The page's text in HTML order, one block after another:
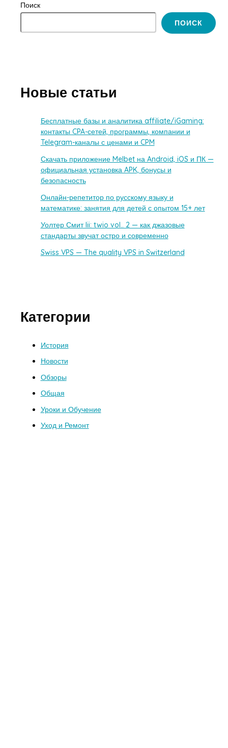
Поиск
ПОИСК
Новые статьи
Бесплатные базы и аналитика affiliate/iGaming:
контакты CPA-сетей, программы, компании и
Telegram-каналы с ценами и CPM
Скачать приложение Melbet на Android, iOS и ПК —
официальная установка APK, бонусы и
безопасность
Онлайн-репетитор по русскому языку и
математике: занятия для детей с опытом 15+ лет
Уолтер Смит Iii: twio vol.. 2 — как джазовые
стандарты звучат остро и современно
Swiss VPS — The quality VPS in Switzerland
Категории
История
Новости
Обзоры
Общая
Уроки и Обучение
Уход и Ремонт